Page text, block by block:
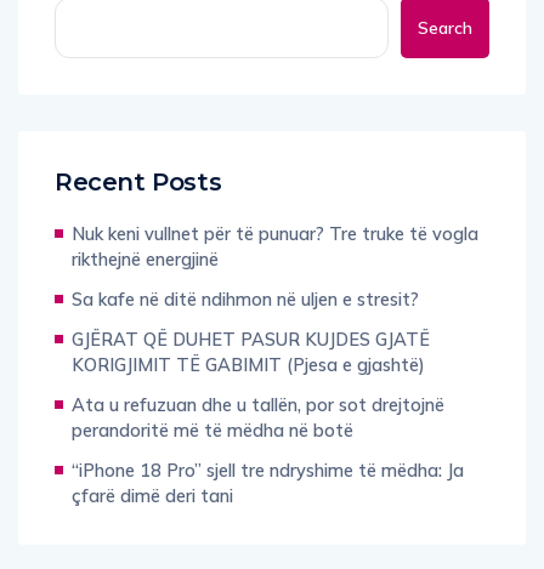
Search
Recent Posts
Nuk keni vullnet për të punuar? Tre truke të vogla
rikthejnë energjinë
Sa kafe në ditë ndihmon në uljen e stresit?
GJËRAT QË DUHET PASUR KUJDES GJATË
KORIGJIMIT TË GABIMIT (Pjesa e gjashtë)
Ata u refuzuan dhe u tallën, por sot drejtojnë
perandoritë më të mëdha në botë
“iPhone 18 Pro” sjell tre ndryshime të mëdha: Ja
çfarë dimë deri tani